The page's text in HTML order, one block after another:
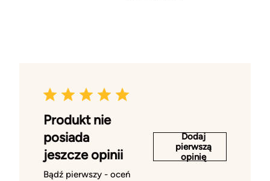
Produkt nie
posiada
jeszcze opinii
Bądź pierwszy - oceń
Dodaj
pierwszą
opinię